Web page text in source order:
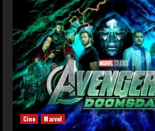
Cine Marvel